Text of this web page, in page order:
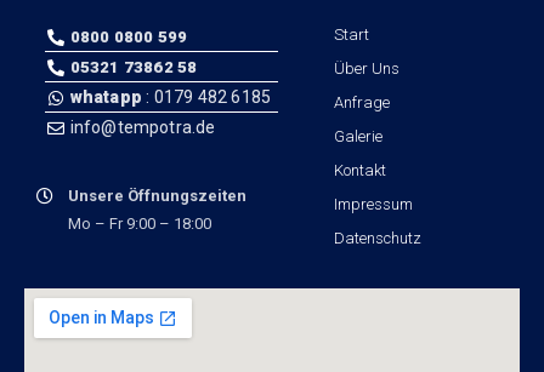
0800 0800 599
05321 73862 58
whatapp: 0179 482 6185
info@tempotra.de
Unsere Öffnungszeiten
Mo – Fr 9:00 – 18:00
Start
Über Uns
Anfrage
Galerie
Kontakt
Impressum
Datenschutz